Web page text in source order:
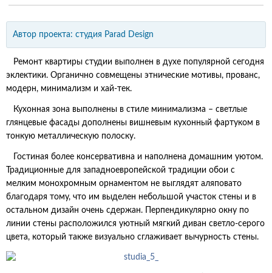
Автор проекта: студия Parad Design
Ремонт квартиры студии выполнен в духе популярной сегодня
эклектики. Органично совмещены этнические мотивы, прованс,
модерн, минимализм и хай-тек.
Кухонная зона выполнены в стиле минимализма – светлые
глянцевые фасады дополнены вишневым кухонный фартуком в
тонкую металлическую полоску.
Гостиная более консервативна и наполнена домашним уютом.
Традиционные для западноевропейской традиции обои с
мелким монохромным орнаментом не выглядят аляповато
благодаря тому, что им выделен небольшой участок стены и в
остальном дизайн очень сдержан. Перпендикулярно окну по
линии стены расположился уютный мягкий диван светло-серого
цвета, который также визуально сглаживает вычурность стены.